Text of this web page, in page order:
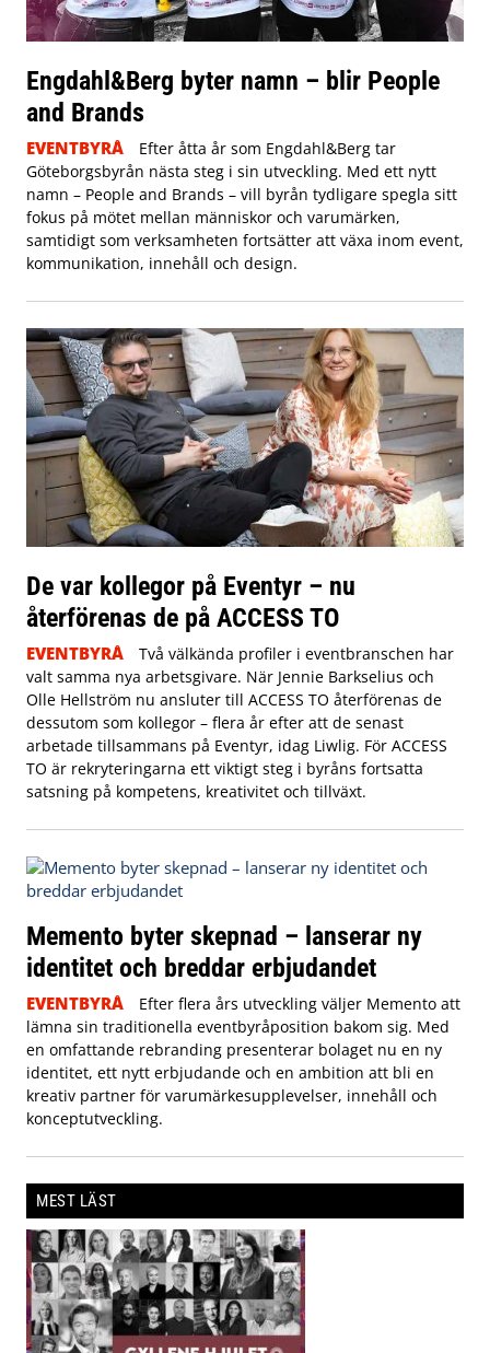
Engdahl&Berg byter namn – blir People
and Brands
EVENTBYRÅ
Efter åtta år som Engdahl&Berg tar
Göteborgsbyrån nästa steg i sin utveckling. Med ett nytt
namn – People and Brands – vill byrån tydligare spegla sitt
fokus på mötet mellan människor och varumärken,
samtidigt som verksamheten fortsätter att växa inom event,
kommunikation, innehåll och design.
De var kollegor på Eventyr – nu
återförenas de på ACCESS TO
EVENTBYRÅ
Två välkända profiler i eventbranschen har
valt samma nya arbetsgivare. När Jennie Barkselius och
Olle Hellström nu ansluter till ACCESS TO återförenas de
dessutom som kollegor – flera år efter att de senast
arbetade tillsammans på Eventyr, idag Liwlig. För ACCESS
TO är rekryteringarna ett viktigt steg i byråns fortsatta
satsning på kompetens, kreativitet och tillväxt.
Memento byter skepnad – lanserar ny
identitet och breddar erbjudandet
EVENTBYRÅ
Efter flera års utveckling väljer Memento att
lämna sin traditionella eventbyråposition bakom sig. Med
en omfattande rebranding presenterar bolaget nu en ny
identitet, ett nytt erbjudande och en ambition att bli en
kreativ partner för varumärkesupplevelser, innehåll och
konceptutveckling.
MEST LÄST